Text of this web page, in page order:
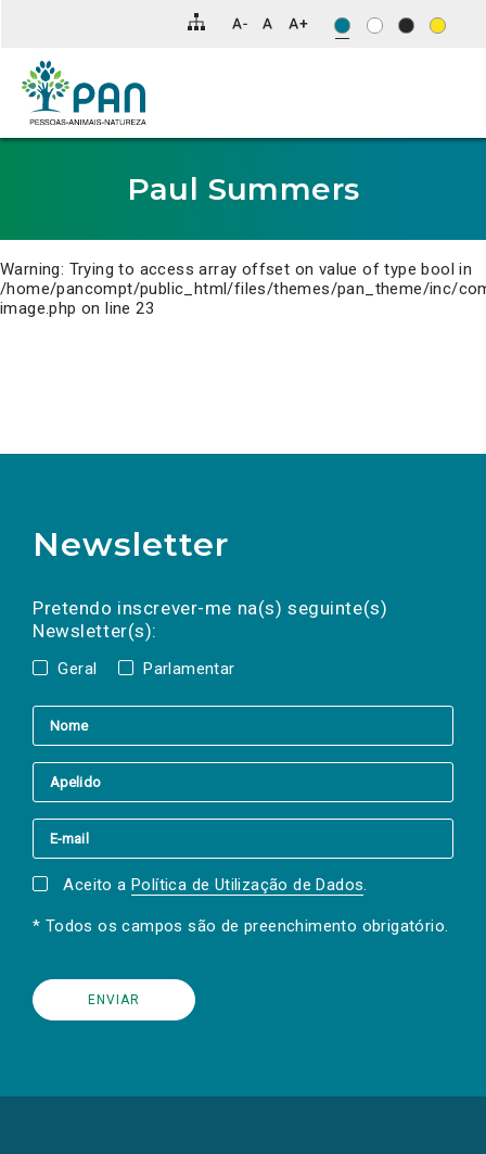
para
conteúdo
principal
da
Paul Summers
Warning: Trying to access array offset on value of type bool in
/home/pancompt/public_html/files/themes/pan_theme/inc/
image.php on line23
Newsletter
Pretendo inscrever-me na(s) seguinte(s)
Newsletter(s):
Geral Parlamentar
a(s) newsletter(s).
mail
Aceito a Política de Utilização de Dados.
* Todos os campos são de preenchimento obrigatório.